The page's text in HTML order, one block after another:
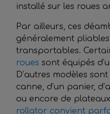
installé sur les roues
Par ailleurs, ces
généralement
transportables.
roues sont équipés
D’autres modèles
canne, d’un panier,
ou encore de
rollator convient